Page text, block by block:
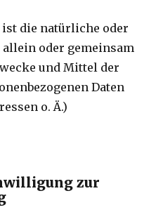
die natürliche oder
oder gemeinsam
und Mittel der
Daten
o. Ä.)
zur